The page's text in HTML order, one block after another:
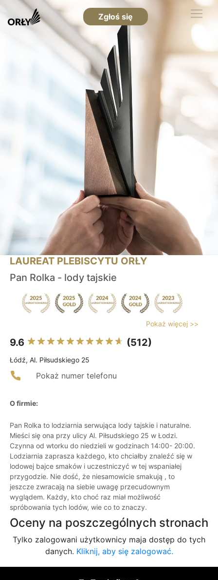
Zgłoś się
LAUREAT PLEBISCYTU ORŁY
Pan Rolka - lody tajskie
Pokaż więcej >>
9.6 (512)
Łódź, Al. Piłsudskiego 25
Pokaż numer telefonu
O firmie:
Pan Rolka to lodziarnia serwująca lody tajskie i naturalne.
Mieści się ona przy ulicy Al. Piłsudskiego 25 w Łodzi.
Czynna od wtorku do niedzieli w godzinach 14:00- 20:00.
Lodziarnia zaprasza każdego, kto chciałby znaleźć się w
lodowej bajce smaków i uczestniczyć w tej wspaniałej
przygodzie. Nie dość, że niesamowicie smakują , to
jeszcze zwracają na siebie uwagę przecudownym
wyglądem. Każdy, kto choć raz miał możliwość
spróbowania tych lodów, wie co to znaczy.
Oceny na poszczególnych stronach
Tylko zalogowani użytkownicy maja dostęp do tych
danych. Kliknij, aby się zalogować.